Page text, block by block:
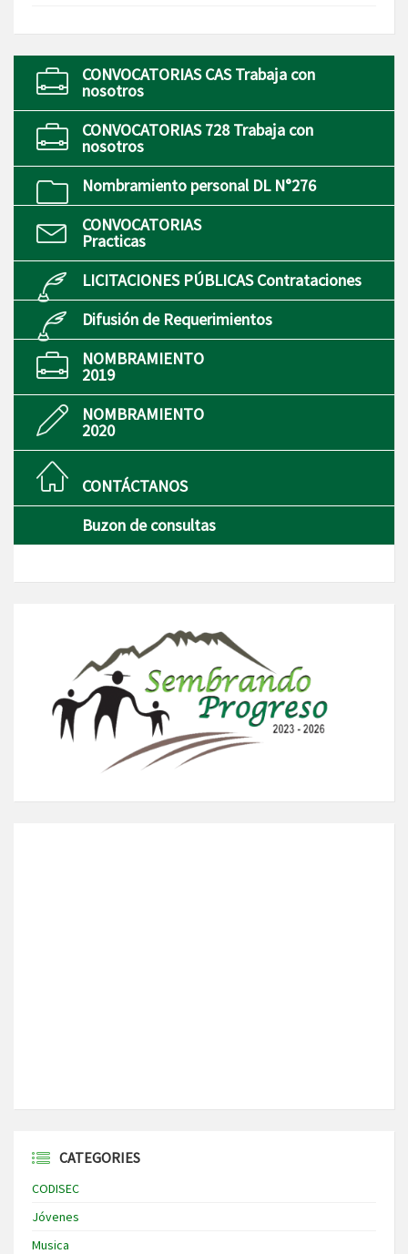
CONVOCATORIAS CAS Trabaja con
nosotros
CONVOCATORIAS 728 Trabaja con
nosotros
Nombramiento personal DL N°276
CONVOCATORIAS
Practicas
LICITACIONES PÚBLICAS Contrataciones
Difusión de Requerimientos
NOMBRAMIENTO
2019
NOMBRAMIENTO
2020
CONTÁCTANOS
Buzon de consultas
CATEGORIES
CODISEC
Jóvenes
Musica